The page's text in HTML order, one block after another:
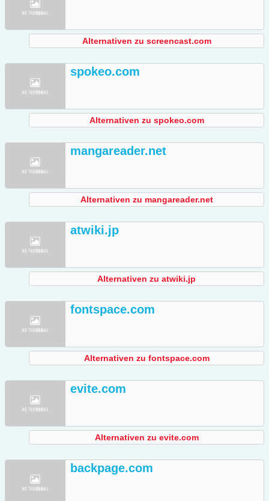
Alternativen zu screencast.com
spokeo.com
Alternativen zu spokeo.com
mangareader.net
Alternativen zu mangareader.net
atwiki.jp
Alternativen zu atwiki.jp
fontspace.com
Alternativen zu fontspace.com
evite.com
Alternativen zu evite.com
backpage.com